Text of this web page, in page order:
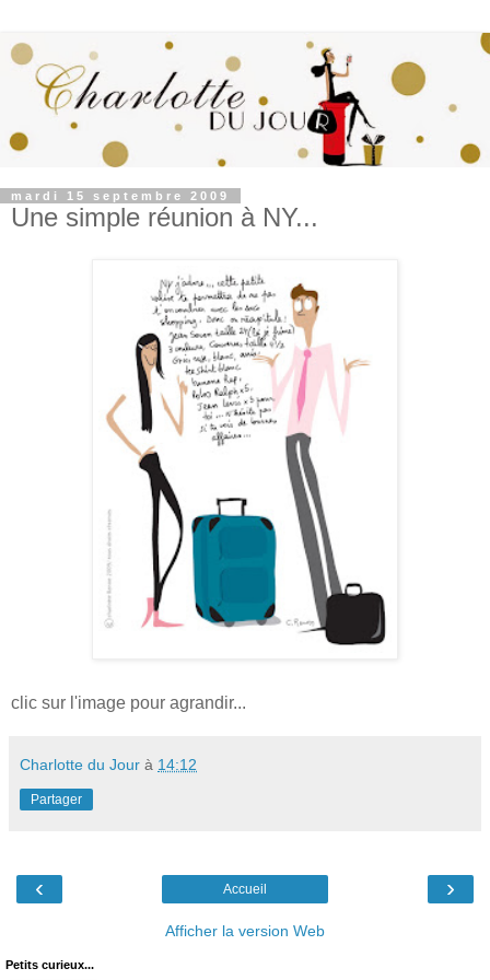
mardi 15 septembre 2009
Une simple réunion à NY...
clic sur l'image pour agrandir...
Charlotte du Jour à 14:12
Partager
‹ ›
Accueil
Afficher la version Web
Petits curieux...